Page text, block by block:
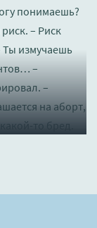
понимаешь?
– Риск
Ты измучаешь
–
–
на аборт,
то бред.
Геля, – мягко